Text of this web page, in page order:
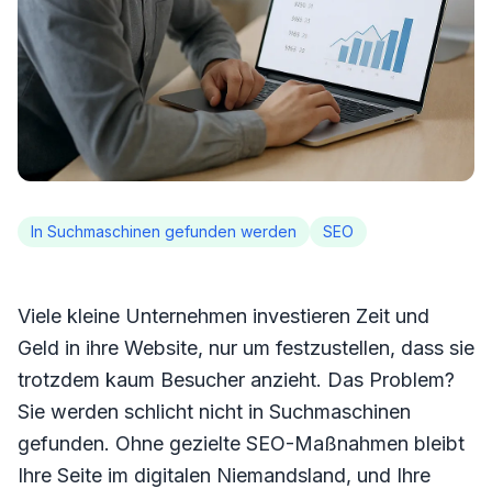
In Suchmaschinen gefunden werden SEO
Viele kleine Unternehmen investieren Zeit und
Geld in ihre Website, nur um festzustellen, dass sie
trotzdem kaum Besucher anzieht. Das Problem?
Sie werden schlicht nicht in Suchmaschinen
gefunden. Ohne gezielte SEO-Maßnahmen bleibt
Ihre Seite im digitalen Niemandsland, und Ihre